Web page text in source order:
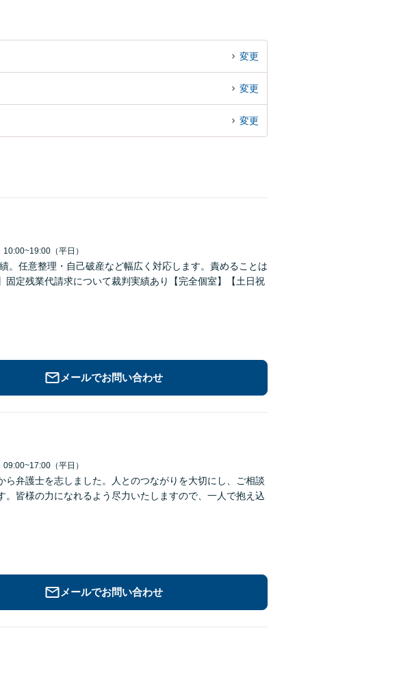
変更
変更
変更
10:00~19:00（平日）
。任意整理・自己破産など幅広く対応します。責めることは
定残業代請求について裁判実績あり【完全個室】【土日祝
メールでお問い合わせ
09:00~17:00（平日）
ら弁護士を志しました。人とのつながりを大切にし、ご相談
皆様の力になれるよう尽力いたしますので、一人で抱え込
メールでお問い合わせ